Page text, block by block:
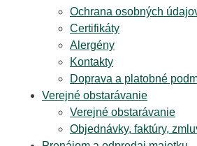
Ochrana osobných
Certifikáty
Alergény
Kontakty
Doprava a platobné
Verejné obstarávanie
Verejné obstarávanie
Objednávky, faktúry,